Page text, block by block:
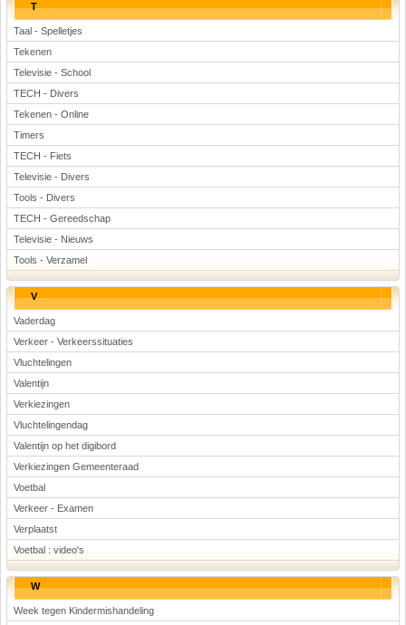
T
Taal - Spelletjes
Tekenen
Televisie - School
TECH - Divers
Tekenen - Online
Timers
TECH - Fiets
Televisie - Divers
Tools - Divers
TECH - Gereedschap
Televisie - Nieuws
Tools - Verzamel
V
Vaderdag
Verkeer - Verkeerssituaties
Vluchtelingen
Valentijn
Verkiezingen
Vluchtelingendag
Valentijn op het digibord
Verkiezingen Gemeenteraad
Voetbal
Verkeer - Examen
Verplaatst
Voetbal : video's
W
Week tegen Kindermishandeling